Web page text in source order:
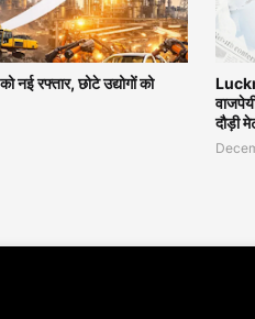
नई रफ्तार, छोटे उद्योगों को
दौड़ी